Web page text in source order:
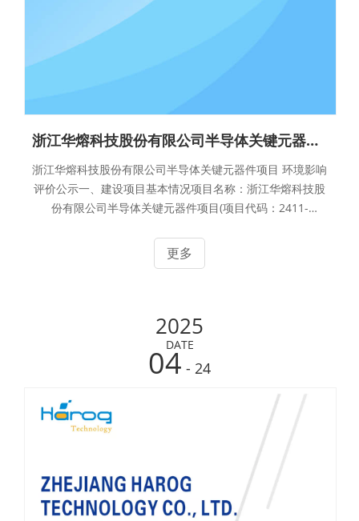
浙江华熔科技股份有限公司半导体关键元器件项目环境影响评价公示
浙江华熔科技股份有限公司半导体关键元器件项目 环境影响
评价公示一、建设项目基本情况项目名称：浙江华熔科技股
份有限公司半导体关键元器件项目(项目代码：2411-
熔科技股份有限公司建设地点：长兴县煤山镇南太湖青年科
技创业园项目投资：项目总投资约4400万元人民币劳动定员
山镇南太湖青年科技创业园厂房一期4号楼(4670平方 米),购
置纯化炉、化学气相沉积炉等生产及辅助设备，形成年产碳
化硅涂层石墨盘3600片的生产能力，实
更多
2025
DATE
04 - 24